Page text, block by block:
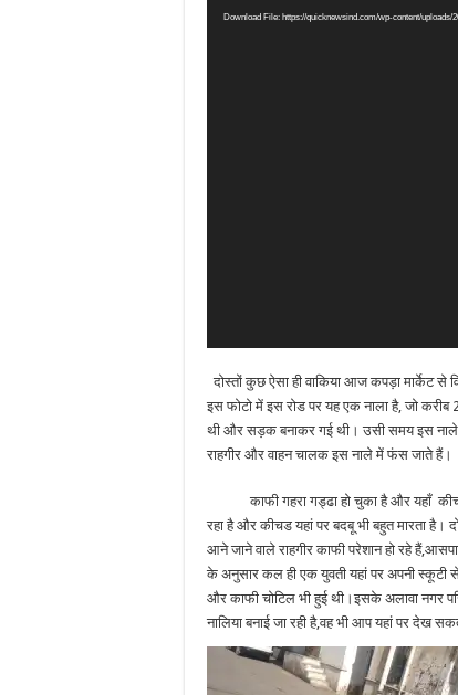
Download File: https://quicknewsind.com/wp-content/
दोस्तों कुछ ऐसा ही वाकिया आज कपड़ा मार्केट से
इस फोटो में इस रोड पर यह एक नाला है, जो
थी और सड़क बनाकर गई थी। उसी समय इस
राहगीर और वाहन चालक इस नाले में फंस जाते हैं।
काफी गहरा गड्ढा हो चुका है और यहाँ
रहा है और कीचड यहां पर बदबू भी बहुत मारता है।
आने जाने वाले राहगीर काफी परेशान हो रहे
के अनुसार कल ही एक युवती यहां पर अपनी स्कूटी
और काफी चोटिल भी हुई थी।इसके अलावा नगर
नालिया बनाई जा रही है,वह भी आप यहां पर देख